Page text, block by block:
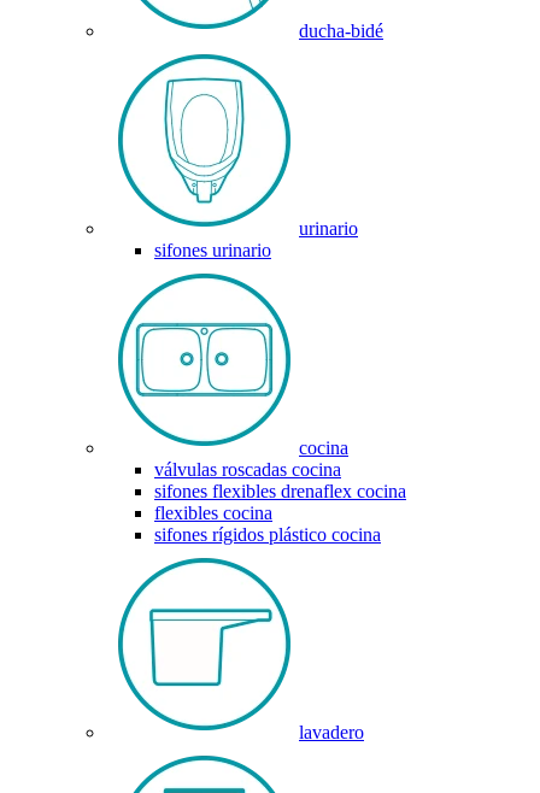
ducha-bidé
urinario
sifones urinario
cocina
válvulas roscadas cocina
sifones flexibles drenaflex cocina
flexibles cocina
sifones rígidos plástico cocina
lavadero